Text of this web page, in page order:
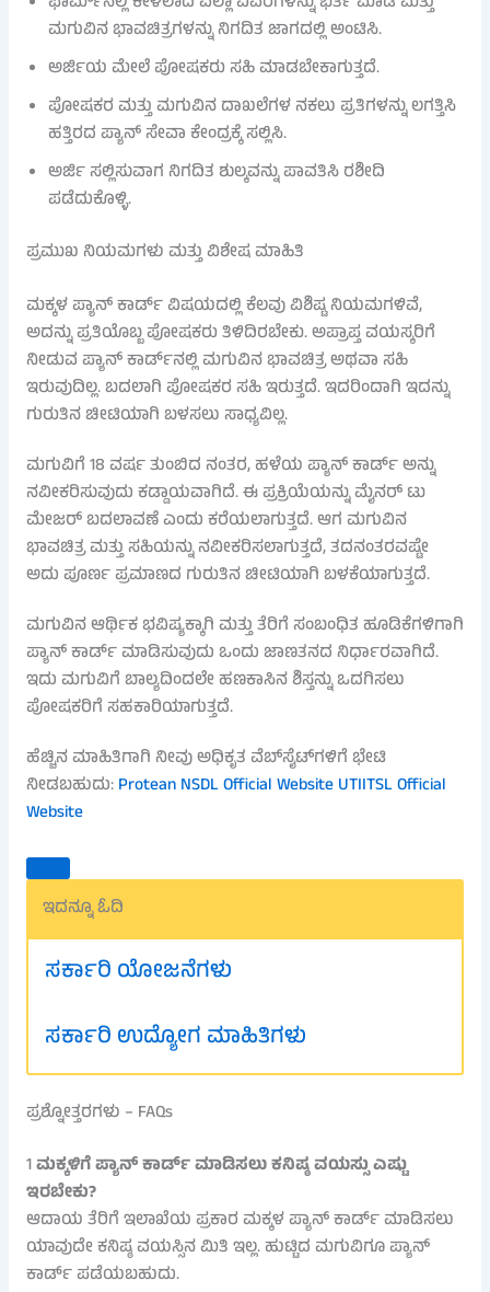
ಮಗುವಿನ ಭಾವಚಿತ್ರಗಳನ್ನು ನಿಗದಿತ ಜಾಗದಲ್ಲಿ ಅಂಟಿಸಿ.
ಅರ್ಜಿಯ ಮೇಲೆ ಪೋಷಕರು ಸಹಿ ಮಾಡಬೇಕಾಗುತ್ತದೆ.
ಪೋಷಕರ ಮತ್ತು ಮಗುವಿನ ದಾಖಲೆಗಳ ನಕಲು ಪ್ರತಿಗಳನ್ನು ಲಗತ್ತಿಸಿ
ಹತ್ತಿರದ ಪ್ಯಾನ್ ಸೇವಾ ಕೇಂದ್ರಕ್ಕೆ ಸಲ್ಲಿಸಿ.
ಅರ್ಜಿ ಸಲ್ಲಿಸುವಾಗ ನಿಗದಿತ ಶುಲ್ಕವನ್ನು ಪಾವತಿಸಿ ರಶೀದಿ
ಪಡೆದುಕೊಳ್ಳಿ.
ಪ್ರಮುಖ ನಿಯಮಗಳು ಮತ್ತು ವಿಶೇಷ ಮಾಹಿತಿ
ಮಕ್ಕಳ ಪ್ಯಾನ್ ಕಾರ್ಡ್ ವಿಷಯದಲ್ಲಿ ಕೆಲವು ವಿಶಿಷ್ಟ ನಿಯಮಗಳಿವೆ,
ಅದನ್ನು ಪ್ರತಿಯೊಬ್ಬ ಪೋಷಕರು ತಿಳಿದಿರಬೇಕು. ಅಪ್ರಾಪ್ತ ವಯಸ್ಕರಿಗೆ
ನೀಡುವ ಪ್ಯಾನ್ ಕಾರ್ಡ್‌ನಲ್ಲಿ ಮಗುವಿನ ಭಾವಚಿತ್ರ ಅಥವಾ ಸಹಿ
ಇರುವುದಿಲ್ಲ. ಬದಲಾಗಿ ಪೋಷಕರ ಸಹಿ ಇರುತ್ತದೆ. ಇದರಿಂದಾಗಿ ಇದನ್ನು
ಗುರುತಿನ ಚೀಟಿಯಾಗಿ ಬಳಸಲು ಸಾಧ್ಯವಿಲ್ಲ.
ಮಗುವಿಗೆ 18 ವರ್ಷ ತುಂಬಿದ ನಂತರ, ಹಳೆಯ ಪ್ಯಾನ್ ಕಾರ್ಡ್ ಅನ್ನು
ನವೀಕರಿಸುವುದು ಕಡ್ಡಾಯವಾಗಿದೆ. ಈ ಪ್ರಕ್ರಿಯೆಯನ್ನು ಮೈನರ್ ಟು
ಮೇಜರ್ ಬದಲಾವಣೆ ಎಂದು ಕರೆಯಲಾಗುತ್ತದೆ. ಆಗ ಮಗುವಿನ
ಭಾವಚಿತ್ರ ಮತ್ತು ಸಹಿಯನ್ನು ನವೀಕರಿಸಲಾಗುತ್ತದೆ, ತದನಂತರವಷ್ಟೇ
ಅದು ಪೂರ್ಣ ಪ್ರಮಾಣದ ಗುರುತಿನ ಚೀಟಿಯಾಗಿ ಬಳಕೆಯಾಗುತ್ತದೆ.
ಮಗುವಿನ ಆರ್ಥಿಕ ಭವಿಷ್ಯಕ್ಕಾಗಿ ಮತ್ತು ತೆರಿಗೆ ಸಂಬಂಧಿತ ಹೂಡಿಕೆಗಳಿಗಾಗಿ
ಪ್ಯಾನ್ ಕಾರ್ಡ್ ಮಾಡಿಸುವುದು ಒಂದು ಜಾಣತನದ ನಿರ್ಧಾರವಾಗಿದೆ.
ಇದು ಮಗುವಿಗೆ ಬಾಲ್ಯದಿಂದಲೇ ಹಣಕಾಸಿನ ಶಿಸ್ತನ್ನು ಒದಗಿಸಲು
ಪೋಷಕರಿಗೆ ಸಹಕಾರಿಯಾಗುತ್ತದೆ.
ಹೆಚ್ಚಿನ ಮಾಹಿತಿಗಾಗಿ ನೀವು ಅಧಿಕೃತ ವೆಬ್‌ಸೈಟ್‌ಗಳಿಗೆ ಭೇಟಿ
ನೀಡಬಹುದು:Protean NSDL Official WebsiteUTIITSL Official
Website
ಇದನ್ನೂ ಓದಿ
ಸರ್ಕಾರಿ ಯೋಜನೆಗಳು
ಸರ್ಕಾರಿ ಉದ್ಯೋಗ ಮಾಹಿತಿಗಳು
ಪ್ರಶ್ನೋತ್ತರಗಳು – FAQs
1ಮಕ್ಕಳಿಗೆ ಪ್ಯಾನ್ ಕಾರ್ಡ್ ಮಾಡಿಸಲು ಕನಿಷ್ಠ ವಯಸ್ಸು ಎಷ್ಟು
ಇರಬೇಕು?
ಆದಾಯ ತೆರಿಗೆ ಇಲಾಖೆಯ ಪ್ರಕಾರ ಮಕ್ಕಳ ಪ್ಯಾನ್ ಕಾರ್ಡ್ ಮಾಡಿಸಲು
ಯಾವುದೇ ಕನಿಷ್ಠ ವಯಸ್ಸಿನ ಮಿತಿ ಇಲ್ಲ. ಹುಟ್ಟಿದ ಮಗುವಿಗೂ ಪ್ಯಾನ್
ಕಾರ್ಡ್ ಪಡೆಯಬಹುದು.